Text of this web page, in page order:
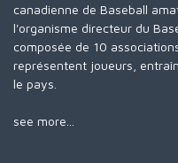
canadienne de Baseball
l'organisme directeur du
composée de 10
représentent joueurs,
le pays.
see more...